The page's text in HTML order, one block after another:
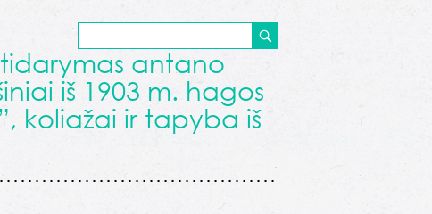
antano
iš 1903 m. hagos
koliažai ir tapyba iš